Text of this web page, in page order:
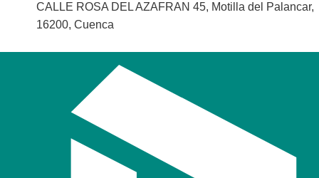
CALLE ROSA DEL AZAFRAN 45, Motilla del Palancar,
16200, Cuenca